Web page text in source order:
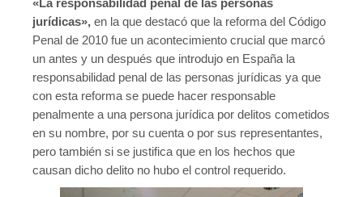
Contacto
jurídicas», en la que destacó que la reforma del Código
Penal de 2010 fue un acontecimiento crucial que marcó
un antes y un después que introdujo en España la
responsabilidad penal de las personas jurídicas ya que
con esta reforma se puede hacer responsable
penalmente a una persona jurídica por delitos cometidos
en su nombre, por su cuenta o por sus representantes,
pero también si se justifica que en los hechos que
causan dicho delito no hubo el control requerido.